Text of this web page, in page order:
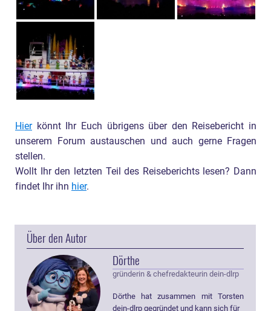
Hierkönnt Ihr Euch übrigens über den Reisebericht in
unserem Forum austauschen und auch gerne Fragen
stellen.
Wollt Ihr den letzten Teil des Reiseberichts lesen? Dann
findet Ihr ihn hier.
Über den Autor
Dörthe
gründerin & chefredakteurin dein-dlrp
Dörthe hat zusammen mit Torsten
dein-dlrp gegründet und kann sich für